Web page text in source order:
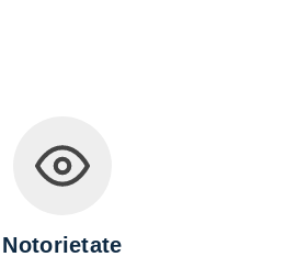
Notorietate